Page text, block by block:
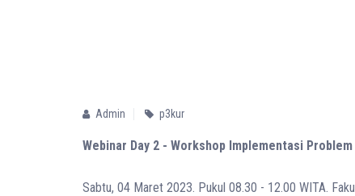
Admin p3kur
Webinar Day 2 - Workshop Implementasi
Sabtu, 04 Maret 2023. Pukul 08.30 - 12.00 WITA.